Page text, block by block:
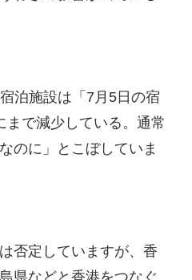
泊施設は「7月5日の宿
まで減少している。通常
のに」とこぼしていま
否定していますが、香
県などと香港をつなぐ